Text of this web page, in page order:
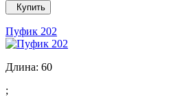
Купить
Пуфик 202
Длина: 60
;